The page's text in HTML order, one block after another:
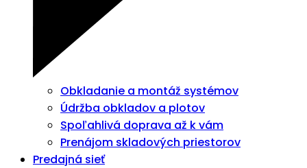
Obkladanie a montáž systémov
Údržba obkladov a plotov
Spoľahlivá doprava až k vám
Prenájom skladových priestorov
Predajná sieť